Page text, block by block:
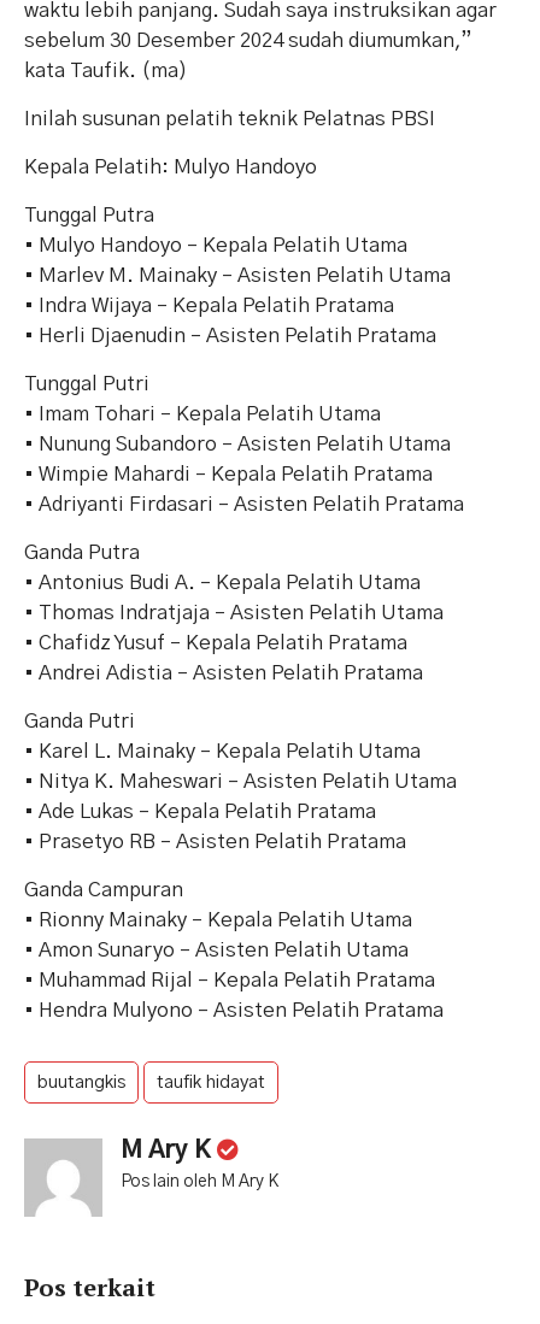
waktu lebih panjang. Sudah saya instruksikan agar
sebelum 30 Desember 2024 sudah diumumkan,”
kata Taufik. (ma)
Inilah susunan pelatih teknik Pelatnas PBSI
Kepala Pelatih: Mulyo Handoyo
Tunggal Putra
• Mulyo Handoyo – Kepala Pelatih Utama
• Marlev M. Mainaky – Asisten Pelatih Utama
• Indra Wijaya – Kepala Pelatih Pratama
• Herli Djaenudin – Asisten Pelatih Pratama
Tunggal Putri
• Imam Tohari – Kepala Pelatih Utama
• Nunung Subandoro – Asisten Pelatih Utama
• Wimpie Mahardi – Kepala Pelatih Pratama
• Adriyanti Firdasari – Asisten Pelatih Pratama
Ganda Putra
• Antonius Budi A. – Kepala Pelatih Utama
• Thomas Indratjaja – Asisten Pelatih Utama
• Chafidz Yusuf – Kepala Pelatih Pratama
• Andrei Adistia – Asisten Pelatih Pratama
Ganda Putri
• Karel L. Mainaky – Kepala Pelatih Utama
• Nitya K. Maheswari – Asisten Pelatih Utama
• Ade Lukas – Kepala Pelatih Pratama
• Prasetyo RB – Asisten Pelatih Pratama
Ganda Campuran
• Rionny Mainaky – Kepala Pelatih Utama
• Amon Sunaryo – Asisten Pelatih Utama
• Muhammad Rijal – Kepala Pelatih Pratama
• Hendra Mulyono – Asisten Pelatih Pratama
buutangkis taufik hidayat
M Ary K
Pos lain oleh M Ary K
Pos terkait